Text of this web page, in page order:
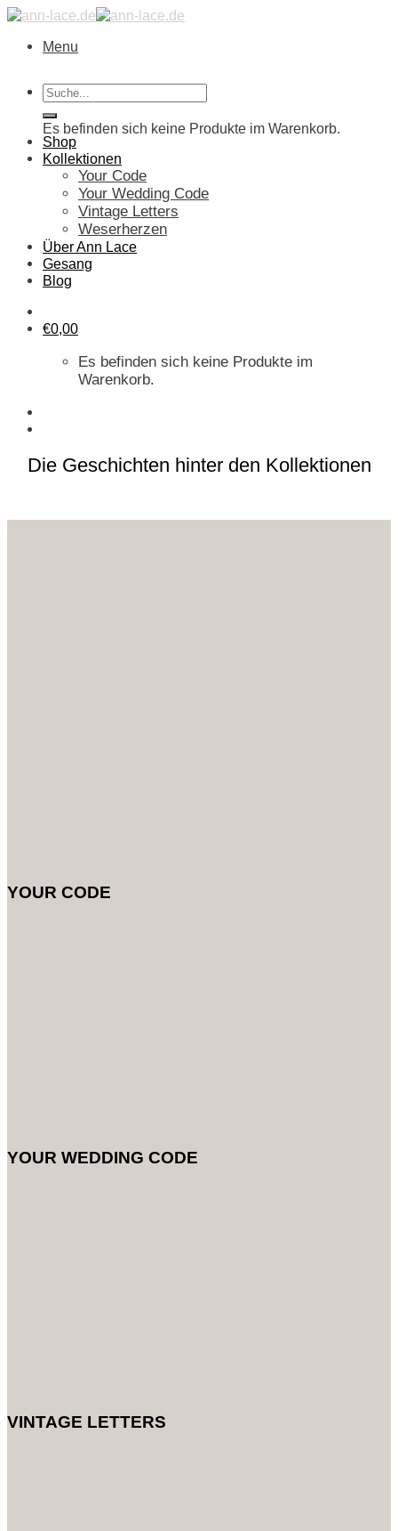
Skip
contentMenu
Warenkorb
Es befinden sich keine Produkte im Warenkorb.
Suche
nach:
Shop
Kollektionen
Your Code
Your Wedding Code
Vintage Letters
Weserherzen
Über Ann Lace
Gesang
Blog
€0,00
Es befinden sich keine Produkte im
Warenkorb.
Die Geschichten hinter den Kollektionen
YOUR CODE
YOUR WEDDING CODE
VINTAGE LETTERS